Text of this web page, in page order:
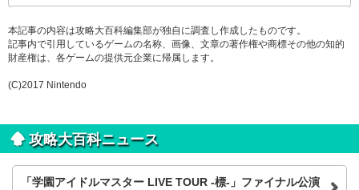
本記事の内容は攻略大百科編集部が独自に調査し作成したものです。
記事内で引用しているゲームの名称、画像、文章の著作権や商標その他の知的
財産権は、各ゲームの提供元企業に帰属します。
(C)2017 Nintendo
攻略大百科ニュース
「学園アイドルマスター LIVE TOUR -標-」ファイナル公演